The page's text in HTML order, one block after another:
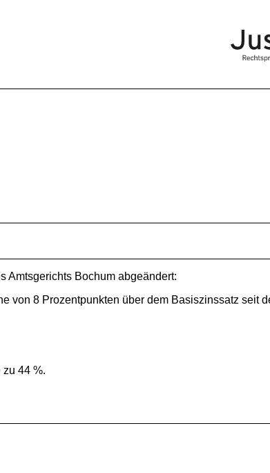
Amtsgerichts Bochum abgeändert:
von 8 Prozentpunkten über dem Basiszinssatz seit
44 %.